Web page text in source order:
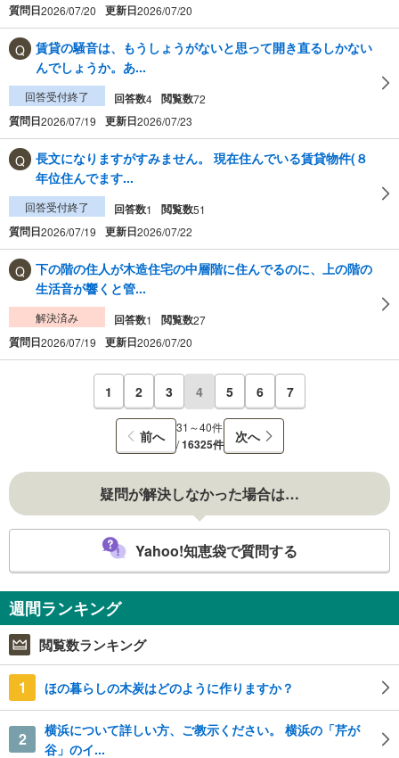
質問日2026/07/20 更新日2026/07/20
賃貸の騒音は、もうしょうがないと思って開き直るしかない
んでしょうか。あ...
回答受付終了 回答数4 閲覧数72
質問日2026/07/19 更新日2026/07/23
長文になりますがすみません。 現在住んでいる賃貸物件(８
年位住んでます...
回答受付終了 回答数1 閲覧数51
質問日2026/07/19 更新日2026/07/22
下の階の住人が木造住宅の中層階に住んでるのに、上の階の
生活音が響くと管...
解決済み 回答数1 閲覧数27
質問日2026/07/19 更新日2026/07/20
1 2 3 4 5 6 7
前へ
31～40件
/16325件 次へ
疑問が解決しなかった場合は…
Yahoo!知恵袋で質問する
週間ランキング
閲覧数ランキング
1 ほの暮らしの木炭はどのように作りますか？
2
横浜について詳しい方、ご教示ください。 横浜の「芹が
谷」のイ...